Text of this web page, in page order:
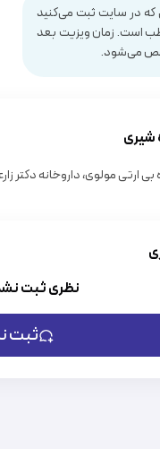
که در سایت ثبت می‌کنید
است. زمان ویزیت بعد
می‌شود.
شیری
ارتی مولوی، داروخانه دکتر
نظری ثبت
ثبت